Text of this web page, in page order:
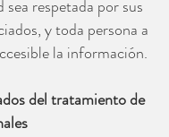
respetada por sus
y toda persona a
la información.
del tratamiento de